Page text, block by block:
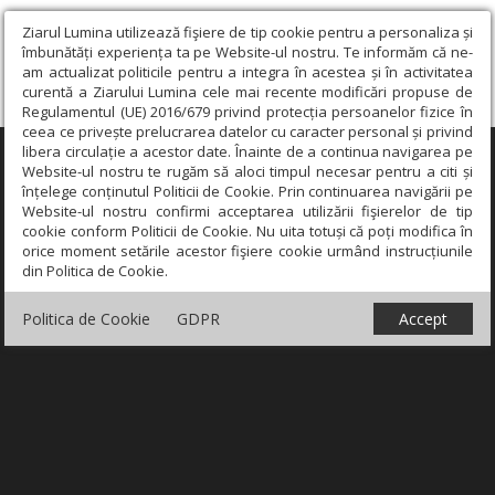
Ziarul Lumina utilizează fişiere de tip cookie pentru a personaliza și
îmbunătăți experiența ta pe Website-ul nostru. Te informăm că ne-
am actualizat politicile pentru a integra în acestea și în activitatea
curentă a Ziarului Lumina cele mai recente modificări propuse de
Regulamentul (UE) 2016/679 privind protecția persoanelor fizice în
ceea ce privește prelucrarea datelor cu caracter personal și privind
libera circulație a acestor date. Înainte de a continua navigarea pe
Website-ul nostru te rugăm să aloci timpul necesar pentru a citi și
înțelege conținutul Politicii de Cookie. Prin continuarea navigării pe
Website-ul nostru confirmi acceptarea utilizării fişierelor de tip
cookie conform Politicii de Cookie. Nu uita totuși că poți modifica în
orice moment setările acestor fişiere cookie urmând instrucțiunile
din Politica de Cookie.
Politica de Cookie GDPR Accept
×